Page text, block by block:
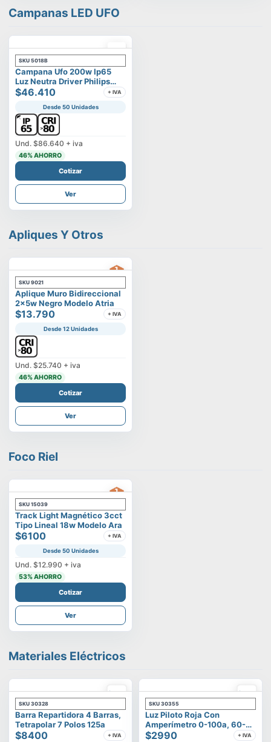
Campanas LED UFO
SKU 5018B
Campana Ufo 200w Ip65
Luz Neutra Driver Philips
Modelo Eltanin
$46.410 + IVA
Desde 50 Unidades
Und. $86.640 + iva
46% AHORRO
Cotizar
Ver
Apliques Y Otros
SKU 9021
Aplique Muro Bidireccional
2x5w Negro Modelo Atria
$13.790 + IVA
Desde 12 Unidades
Und. $25.740 + iva
46% AHORRO
Cotizar
Ver
Foco Riel
SKU 15039
Track Light Magnético 3cct
Tipo Lineal 18w Modelo Ara
$6100 + IVA
Desde 50 Unidades
Und. $12.990 + iva
53% AHORRO
Cotizar
Ver
Materiales Eléctricos
SKU 30328
Barra Repartidora 4 Barras,
Tetrapolar 7 Polos 125a
$8400 + IVA
SKU 30355
Luz Piloto Roja Con
Amperímetro 0-100a, 60-
500v
$2990 + IVA